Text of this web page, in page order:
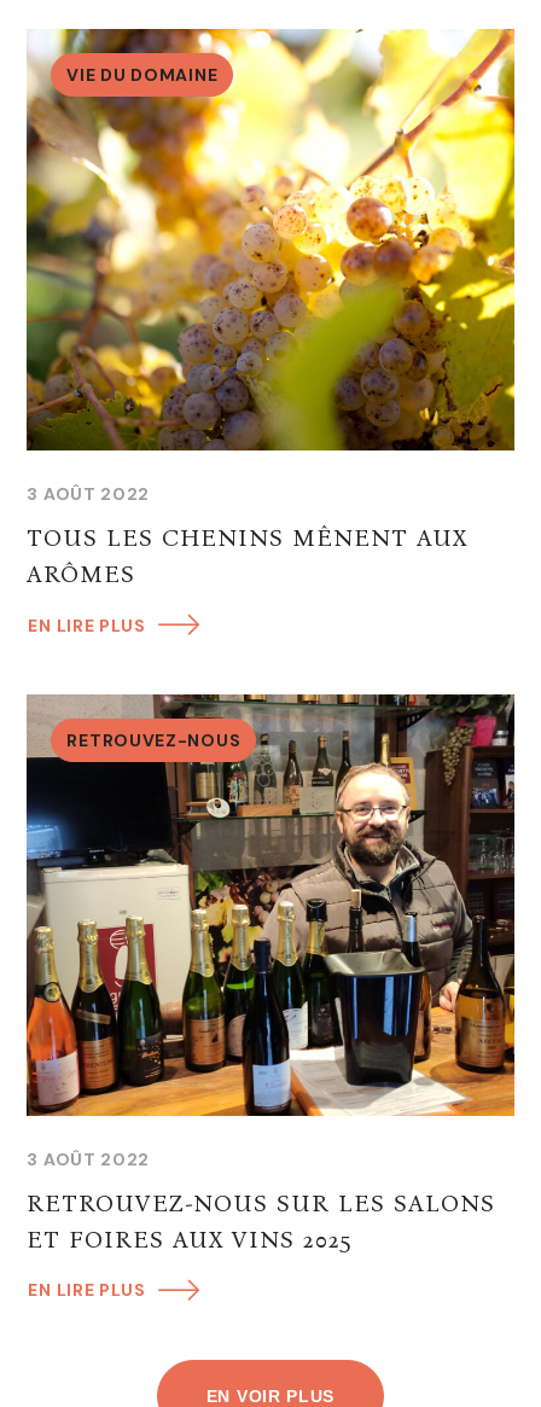
VIE DU DOMAINE
3 AOÛT 2022
TOUS LES CHENINS MÊNENT AUX
ARÔMES
EN LIRE PLUS
RETROUVEZ-NOUS
3 AOÛT 2022
RETROUVEZ-NOUS SUR LES SALONS
ET FOIRES AUX VINS 2025
EN LIRE PLUS
EN VOIR PLUS